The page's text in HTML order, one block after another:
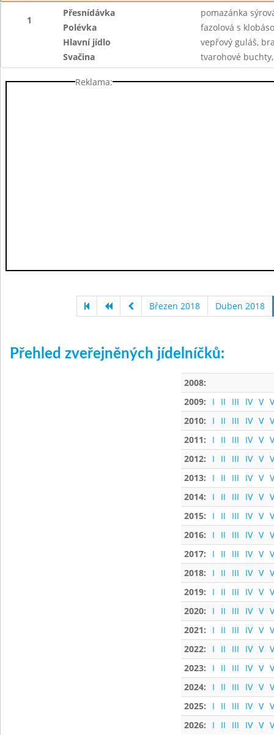
1
Přesnídávka
pomazánka
Polévka
fazolová s
Hlavní jídlo
vepřový guláš,
Svačina
tvarohové
Reklama:
Březen 2018 Duben 2018
Přehled zveřejněných jídelníčků:
2008:
2009:
I II III IV V
2010:
I II III IV V
2011:
I II III IV V
2012:
I II III IV V
2013:
I II III IV V
2014:
I II III IV V
2015:
I II III IV V
2016:
I II III IV V
2017:
I II III IV V
2018:
I II III IV V
2019:
I II III IV V
2020:
I II III IV V
2021:
I II III IV V
2022:
I II III IV V
2023:
I II III IV V
2024:
I II III IV V
2025:
I II III IV V
2026:
I II III IV V